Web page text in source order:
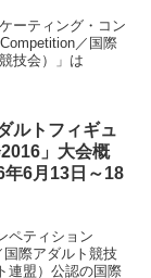
ーティング・コン
／国際
技会）」は
ルトフィギュ
」大会概
6月13日～18
ペティション
国際アダルト競技
連盟）公認の国際